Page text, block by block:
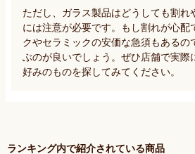
ただし、ガラス製品はどうしても割れ
には注意が必要です。もし割れが心配
クやセラミックの安価な急須もあるの
ぶのが良いでしょう。ぜひ店舗で実際
好みのものを探してみてください。
ランキング内で紹介されている商品